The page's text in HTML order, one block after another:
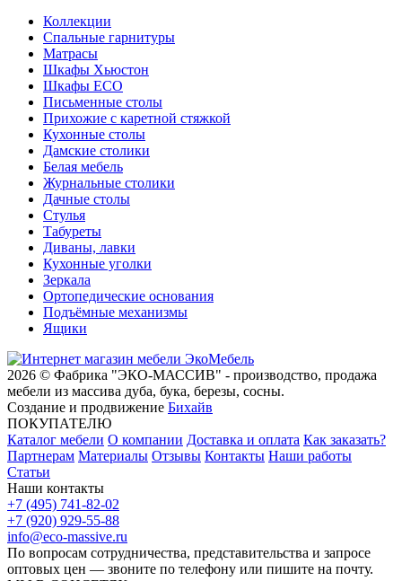
Коллекции
Спальные гарнитуры
Матрасы
Шкафы Хьюстон
Шкафы ECO
Письменные столы
Прихожие с каретной стяжкой
Кухонные столы
Дамские столики
Белая мебель
Журнальные столики
Дачные столы
Стулья
Табуреты
Диваны, лавки
Кухонные уголки
Зеркала
Ортопедические основания
Подъёмные механизмы
Ящики
2026 © Фабрика "ЭКО-МАССИВ" - производство, продажа
мебели из массива дуба, бука, березы, сосны.
Создание и продвижение Бихайв
ПОКУПАТЕЛЮ
Каталог мебели О компании Доставка и оплата Как заказать?
Партнерам Материалы Отзывы Контакты Наши работы
Статьи
Наши контакты
+7 (495) 741-82-02
+7 (920) 929-55-88
info@eco-massive.ru
По вопросам сотрудничества, представи­тельства и запросе
оптовых цен — звоните по телефону или пишите на почту.